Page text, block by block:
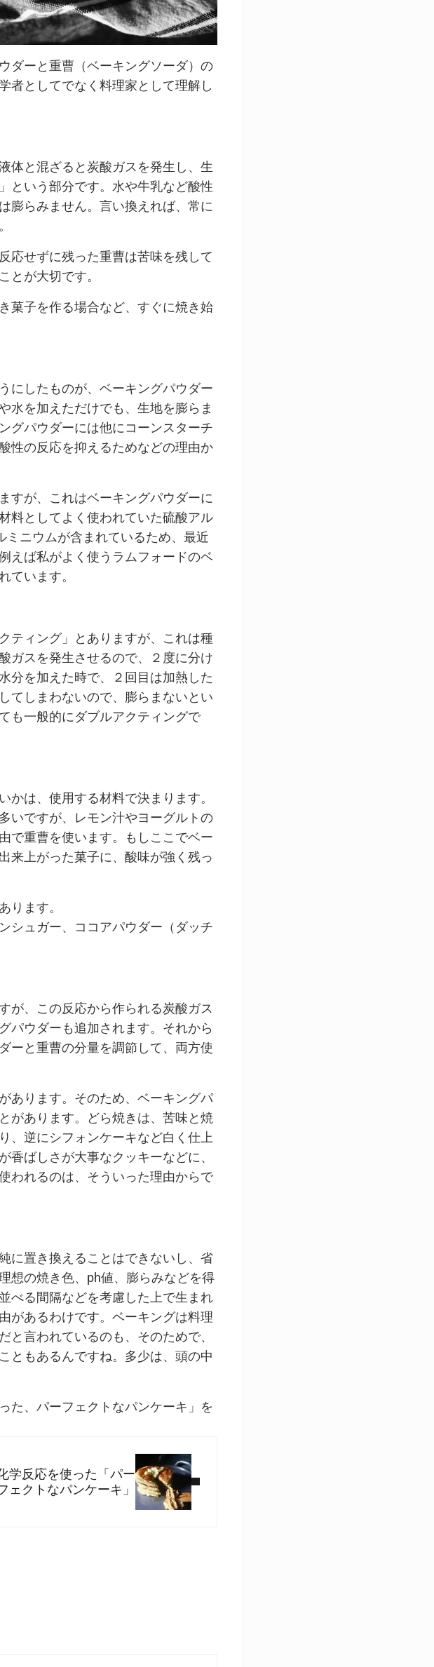
ダーと重曹（ベーキングソーダ）の
者としてでなく料理家として理解し
体と混ざると炭酸ガスを発生し、生
という部分です。水や牛乳など酸性
膨らみません。言い換えれば、常に
応せずに残った重曹は苦味を残して
とが大切です。
菓子を作る場合など、すぐに焼き始
にしたものが、ベーキングパウダー
水を加えただけでも、生地を膨らま
グパウダーには他にコーンスターチ
性の反応を抑えるためなどの理由か
すが、これはベーキングパウダーに
料としてよく使われていた硫酸アル
ミニウムが含まれているため、最近
えば私がよく使うラムフォードのベ
ています。
ティング」とありますが、これは種
ガスを発生させるので、２度に分け
分を加えた時で、２回目は加熱した
てしまわないので、膨らまないとい
も一般的にダブルアクティングで
は、使用する材料で決まります。
いですが、レモン汁やヨーグルトの
で重曹を使います。もしここでベー
来上がった菓子に、酸味が強く残っ
ります。
シュガー、ココアパウダー（ダッチ
が、この反応から作られる炭酸ガス
パウダーも追加されます。それから
ーと重曹の分量を調節して、両方使
あります。そのため、ベーキングパ
があります。どら焼きは、苦味と焼
、逆にシフォンケーキなど白く仕上
ばしさが大事なクッキーなどに、
われるのは、そういった理由からで
に置き換えることはできないし、省
想の焼き色、ph値、膨らみなどを得
べる間隔などを考慮した上で生まれ
があるわけです。ベーキングは料理
言われているのも、そのためで、
ともあるんですね。多少は、頭の中
た、パーフェクトなパンケーキ」を
学反応を使った「パー
ェクトなパンケーキ」